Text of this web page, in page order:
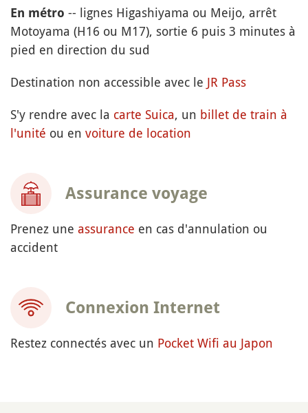
En métro -- lignes Higashiyama ou Meijo, arrêt
Motoyama (H16 ou M17), sortie 6 puis 3 minutes à
pied en direction du sud
Destination non accessible avec le JR Pass
S'y rendre avec la carte Suica, un billet de train à
l'unité ou en voiture de location
Assurance voyage
Prenez une assurance en cas d'annulation ou
accident
Connexion Internet
Restez connectés avec un Pocket Wifi au Japon